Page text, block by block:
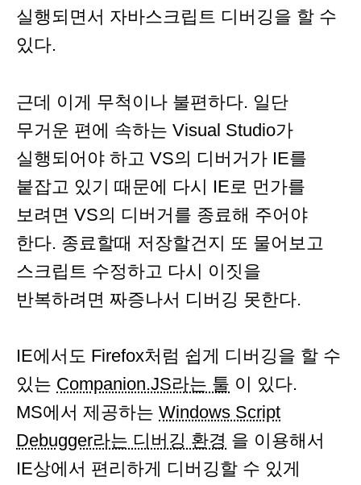
실행되면서 자바스크립트 디버깅을 할 수
있다.
근데 이게 무척이나 불편하다. 일단
무거운 편에 속하는 Visual Studio가
실행되어야 하고 VS의 디버거가 IE를
붙잡고 있기 때문에 다시 IE로 먼가를
보려면 VS의 디버거를 종료해 주어야
한다. 종료할때 저장할건지 또 물어보고
스크립트 수정하고 다시 이짓을
반복하려면 짜증나서 디버깅 못한다.
IE에서도 Firefox처럼 쉽게 디버깅을 할 수
있는 Companion.JS라는 툴 이 있다.
MS에서 제공하는 Windows Script
Debugger라는 디버깅 환경 을 이용해서
IE상에서 편리하게 디버깅할 수 있게